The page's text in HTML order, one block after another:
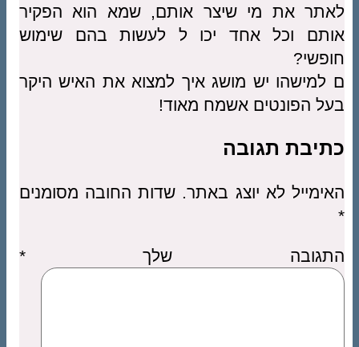
לאתר את מי שיצר אותם, שמא הוא הפקיר
אותם וכל אחד יכו ל לעשות בהם שימוש
חופשי?
ם למישהו יש מושג איך למצוא את האיש היקר
בעל הפונטים אשמח מאוד!
כתיבת תגובה
האימייל לא יוצג באתר.
שדות החובה מסומנים
*
התגובה שלך*